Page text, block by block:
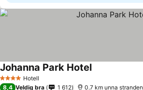
4 StjernerHotell
Johanna Park Hotel
8,4 Veldig bra 1 612 0.7 km unna stranden